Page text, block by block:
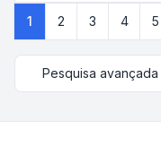
1
2 3 4 5
Pesquisa avançada